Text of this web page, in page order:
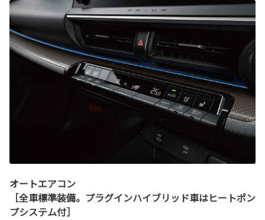
オートエアコン
［全車標準装備。プラグインハイブリッド車はヒートポン
プシステム付］